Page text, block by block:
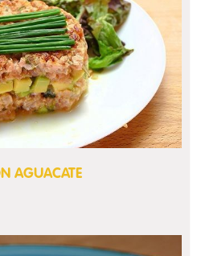
AGUACATE